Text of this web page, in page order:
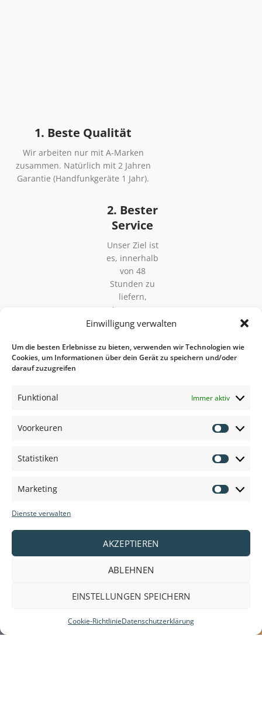
Einwilligung verwalten
Um die besten Erlebnisse zu bieten, verwenden wir Technologien wie
Cookies, um Informationen über dein Gerät zu speichern und/oder
darauf zuzugreifen
Funktional Immer aktiv
Voorkeuren
Statistiken
Marketing
Dienste verwalten
AKZEPTIEREN
ABLEHNEN
EINSTELLUNGEN SPEICHERN
Cookie-RichtlinieDatenschutzerklärung
1. Beste Qualität
Wir arbeiten nur mit A-Marken
zusammen. Natürlich mit 2 Jahren
Garantie (Handfunkgeräte 1 Jahr).
2. Bester
Service
Unser Ziel ist
es, innerhalb
von 48
Stunden zu
liefern,
Anpassung
nach